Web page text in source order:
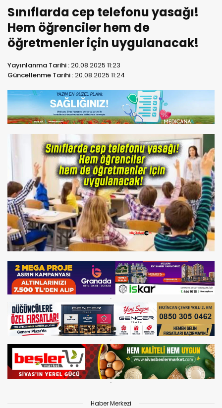
için uygulanacak!
Sınıflarda cep telefonu yasağı!
Hem öğrenciler hem de
öğretmenler için uygulanacak!
Yayınlanma Tarihi :20.08.2025 11:23
Güncellenme Tarihi :20.08.2025 11:24
Haber Merkezi